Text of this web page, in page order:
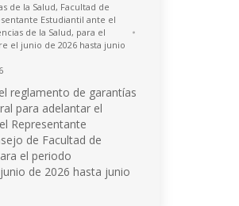
de la Salud, Facultad de
Estudiantil ante el
de la Salud, para el
el junio de 2026 hasta junio
reglamento de garantías
para adelantar el
Representante
de Facultad de
el periodo
de 2026 hasta junio